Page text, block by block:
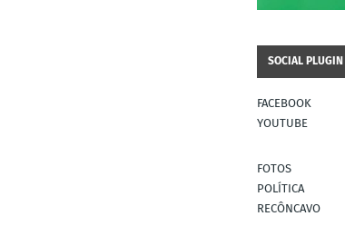
SOCIAL PLUGIN
FACEBOOK
YOUTUBE
FOTOS
POLÍTICA
RECÔNCAVO